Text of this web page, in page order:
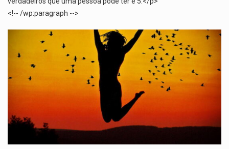
<!-- /wp:paragraph -->